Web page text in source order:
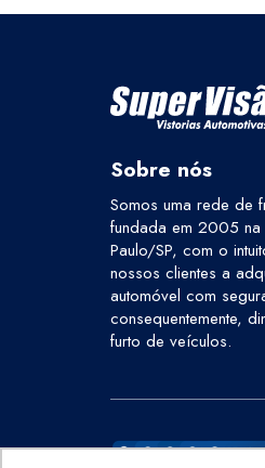
Sobre nós
Somos uma rede de
fundada em 2005
Paulo/SP, com o
nossos clientes a
automóvel com
consequentemente,
furto de veículos.